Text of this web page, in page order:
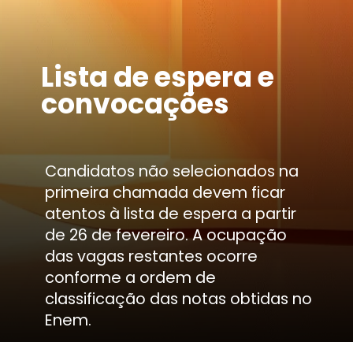
Candidatos não selecionados na
primeira chamada devem ficar
atentos à lista de espera a partir
de 26 de fevereiro. A ocupação
das vagas restantes ocorre
conforme a ordem de
classificação das notas obtidas no
Enem.
Lista de espera e
convocações